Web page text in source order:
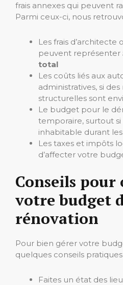
frais annexes qui peuvent
Parmi ceux-ci, nous
Les frais d’architecte
peuvent représenter
total
Les coûts liés aux
administratives, si
structurelles sont
Le budget pour le
temporaire, surtout si
inhabitable durant
Les taxes et impôts
d’affecter votre
Conseils
votre budget
rénovation
Pour bien gérer votre
quelques conseils pratiques
Faites un état des